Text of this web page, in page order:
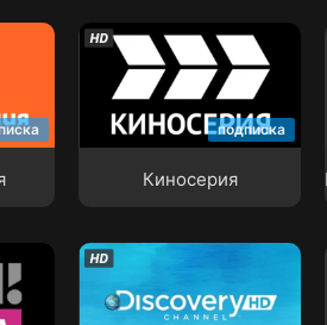
подписка
Киносерия
Киносерия